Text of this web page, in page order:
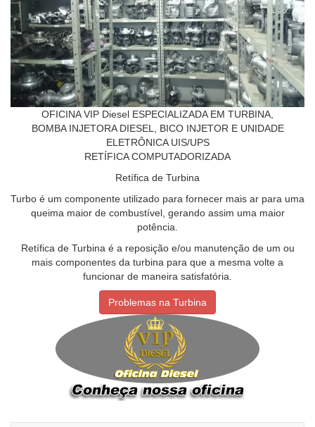
OFICINA VIP Diesel ESPECIALIZADA EM TURBINA,
BOMBA INJETORA DIESEL, BICO INJETOR E UNIDADE
ELETRÔNICA UIS/UPS
RETÍFICA COMPUTADORIZADA
Retífica de Turbina
Turbo é um componente utilizado para fornecer mais ar para uma
queima maior de combustível, gerando assim uma maior
potência.
Retífica de Turbina é a reposição e/ou manutenção de um ou
mais componentes da turbina para que a mesma volte a
funcionar de maneira satisfatória.
Problemas na Turbina